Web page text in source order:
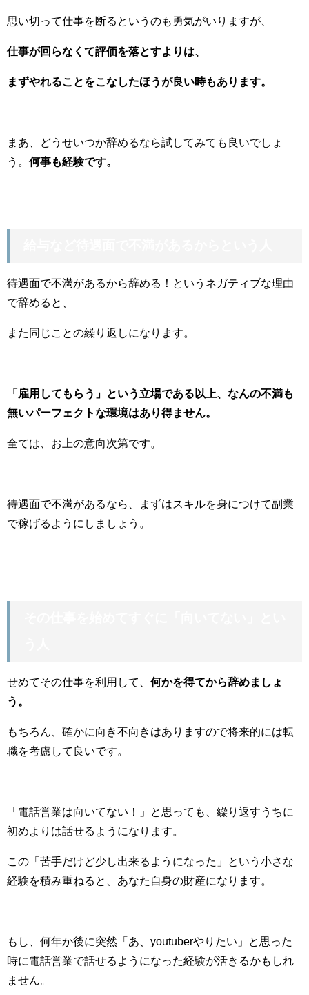
思い切って仕事を断るというのも勇気がいりますが、
仕事が回らなくて評価を落とすよりは、
まずやれることをこなしたほうが良い時もあります。
まあ、どうせいつか辞めるなら試してみても良いでしょ
う。 何事も経験です。
待遇面で不満があるから辞める！というネガティブな理由
で辞めると、
また同じことの繰り返しになります。
「雇用してもらう」という立場である以上、なんの不満も
無いパーフェクトな環境はあり得ません。
全ては、お上の意向次第です。
待遇面で不満があるなら、まずはスキルを身につけて副業
で稼げるようにしましょう。
せめてその仕事を利用して、 何かを得てから辞めましょ
う。
もちろん、確かに向き不向きはありますので将来的には転
職を考慮して良いです。
「電話営業は向いてない！」と思っても、繰り返すうちに
初めよりは話せるようになります。
この「苦手だけど少し出来るようになった」という小さな
経験を積み重ねると、あなた自身の財産になります。
もし、何年か後に突然「あ、youtuberやりたい」と思った
時に電話営業で話せるようになった経験が活きるかもしれ
ません。